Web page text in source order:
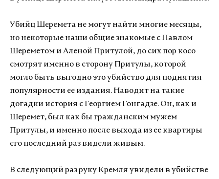
Убийц Шеремета не могут найти многие месяцы,
но некоторые наши общие знакомые с Павлом
Шереметом и Аленой Притулой, до сих пор косо
смотрят именно в сторону Притулы, которой
могло быть выгодно это убийство для поднятия
популярности ее издания. Наводит на такие
догадки история с Георгием Гонгадзе. Он, как и
Шеремет, был как бы гражданским мужем
Притулы, и именно после выхода из ее квартиры
его последний раз видели живым.
В следующий раз руку Кремля увидели в убийстве